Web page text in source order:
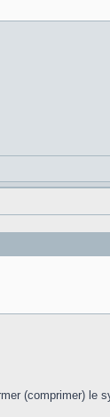
(comprimer) le